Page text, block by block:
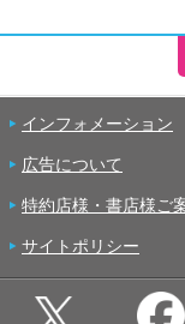
インフォメーション
広告について
特約店様・書店様ご
サイトポリシー